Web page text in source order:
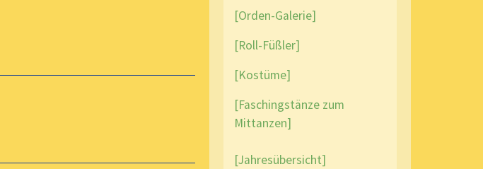
[Orden-Galerie]
[Roll-Füßler]
[Kostüme]
[Faschingstänze zum
Mittanzen]
[Jahresübersicht]